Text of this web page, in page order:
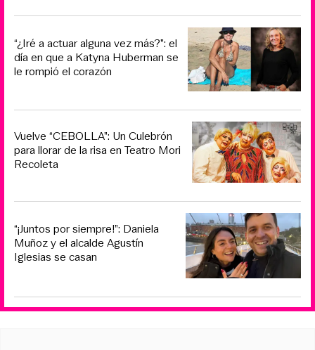
“¿Iré a actuar alguna vez más?”: el
día en que a Katyna Huberman se
le rompió el corazón
Vuelve “CEBOLLA”: Un Culebrón
para llorar de la risa en Teatro Mori
Recoleta
“¡Juntos por siempre!”: Daniela
Muñoz y el alcalde Agustín
Iglesias se casan